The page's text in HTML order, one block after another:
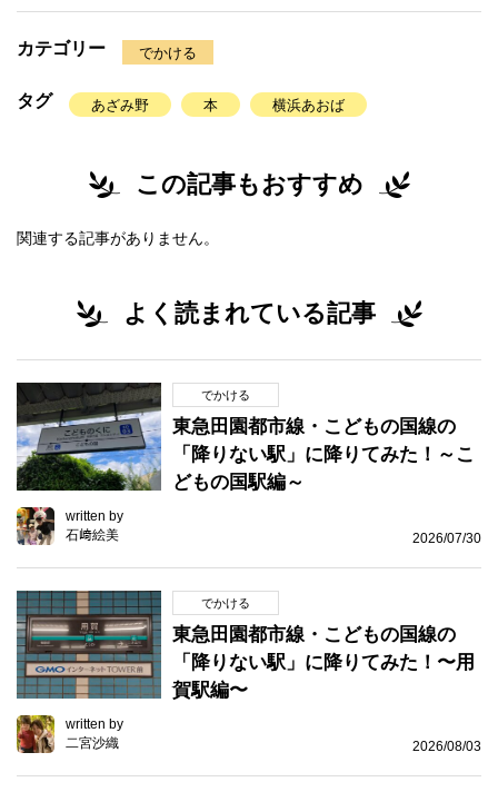
カテゴリー でかける
タグ あざみ野 本 横浜あおば
この記事もおすすめ
関連する記事がありません。
よく読まれている記事
でかける
東急田園都市線・こどもの国線の
「降りない駅」に降りてみた！～こ
どもの国駅編～
written by
石﨑絵美
2026/07/30
でかける
東急田園都市線・こどもの国線の
「降りない駅」に降りてみた！〜用
賀駅編〜
written by
二宮沙織
2026/08/03